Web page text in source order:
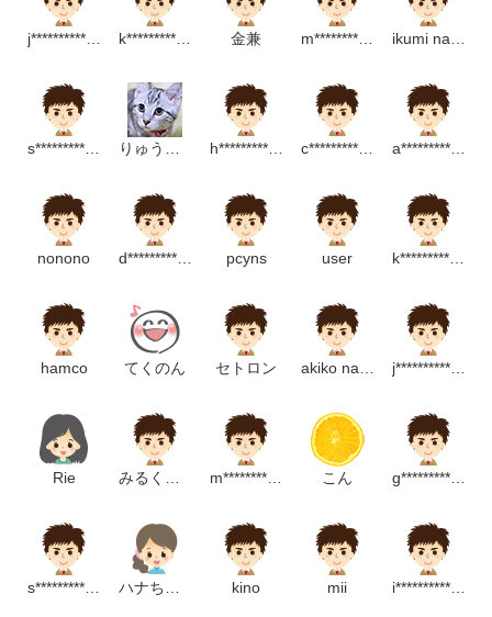
j*******************m k*******************m 金兼 m****************m ikumi nakayama
s*************************p りゅうせい h******************p c****************m a***************************m
nonono d*********************m pcyns user k*****************m
hamco てくのん セトロン akiko nakatani j********************m
Rie みるくちっきん m*******************m こん g*************************p
s***********************m ハナちゃん kino mii i*********************p